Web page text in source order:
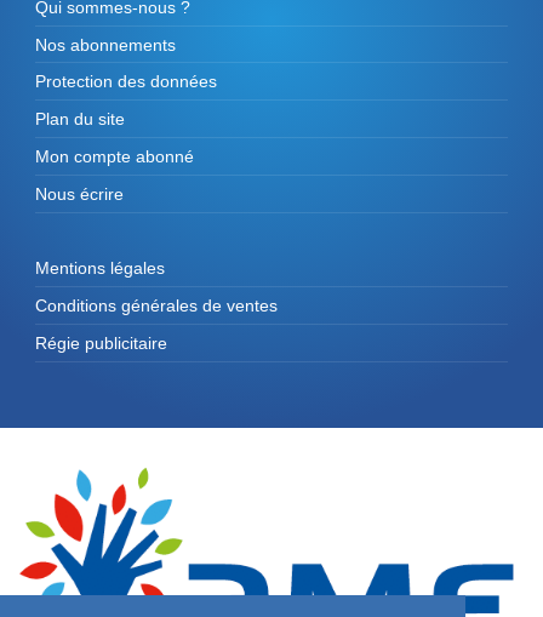
Qui sommes-nous ?
Nos abonnements
Protection des données
Plan du site
Mon compte abonné
Nous écrire
Mentions légales
Conditions générales de ventes
Régie publicitaire